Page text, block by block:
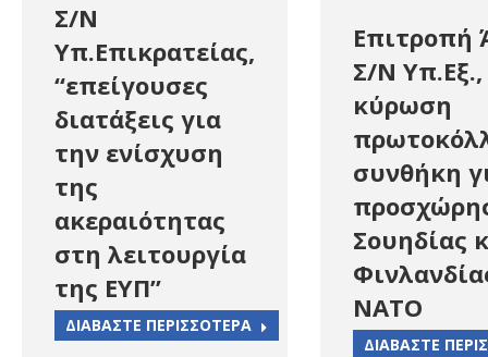
Σ/Ν
Υπ.Επικρατείας,
“επείγουσες
διατάξεις για
την ενίσχυση
της
ακεραιότητας
στη λειτουργία
της ΕΥΠ”
ΔΙΑΒΑΣΤΕ ΠΕΡΙΣΣΟΤΕΡΑ
Επιτροπή
Σ/Ν Υπ.Εξ.,
κύρωση
συνθήκη
Σουηδίας
ΝΑΤΟ
ΔΙΑΒΑΣΤΕ